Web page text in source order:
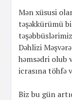
Mən xüsusi
təşəkkürümü
Dəhlizi
həmsədri olub
icrasına töhfə
Biz bu gün